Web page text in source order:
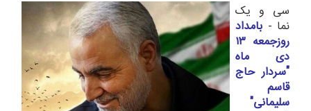
سی و یک
نما - بامداد
روزجمعه ۱۳
دی ماه
"سردار حاج
قاسم
سلیمانی"